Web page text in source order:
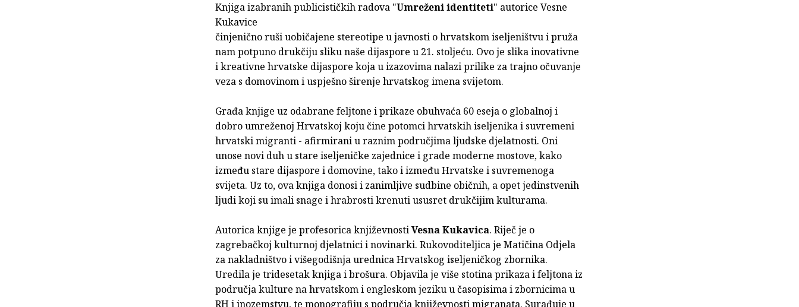
Knjiga izabranih publicističkih radova "Umreženi identiteti" autorice Vesne
Kukavice
činjenično ruši uobičajene stereotipe u javnosti o hrvatskom iseljeništvu i pruža
nam potpuno drukčiju sliku naše dijaspore u 21. stoljeću. Ovo je slika inovativne
i kreativne hrvatske dijaspore koja u izazovima nalazi prilike za trajno očuvanje
veza s domovinom i uspješno širenje hrvatskog imena svijetom.
Građa knjige uz odabrane feljtone i prikaze obuhvaća 60 eseja o globalnoj i
dobro umreženoj Hrvatskoj koju čine potomci hrvatskih iseljenika i suvremeni
hrvatski migranti - afirmirani u raznim područjima ljudske djelatnosti. Oni
unose novi duh u stare iseljeničke zajednice i grade moderne mostove, kako
između stare dijaspore i domovine, tako i između Hrvatske i suvremenoga
svijeta. Uz to, ova knjiga donosi i zanimljive sudbine običnih, a opet jedinstvenih
ljudi koji su imali snage i hrabrosti krenuti ususret drukčijim kulturama.
Autorica knjige je profesorica književnostiVesna Kukavica. Riječ je o
zagrebačkoj kulturnoj djelatnici i novinarki. Rukovoditeljica je Matičina Odjela
za nakladništvo i višegodišnja urednica Hrvatskog iseljeničkog zbornika.
Uredila je tridesetak knjiga i brošura. Objavila je više stotina prikaza i feljtona iz
područja kulture na hrvatskom i engleskom jeziku u časopisima i zbornicima u
RH i inozemstvu, te monografiju s područja književnosti migranata. Surađuje u